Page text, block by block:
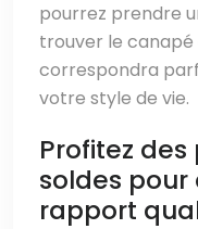
pourrez prendre
trouver le
correspondra
votre style de vie.
Profitez
soldes
rapport